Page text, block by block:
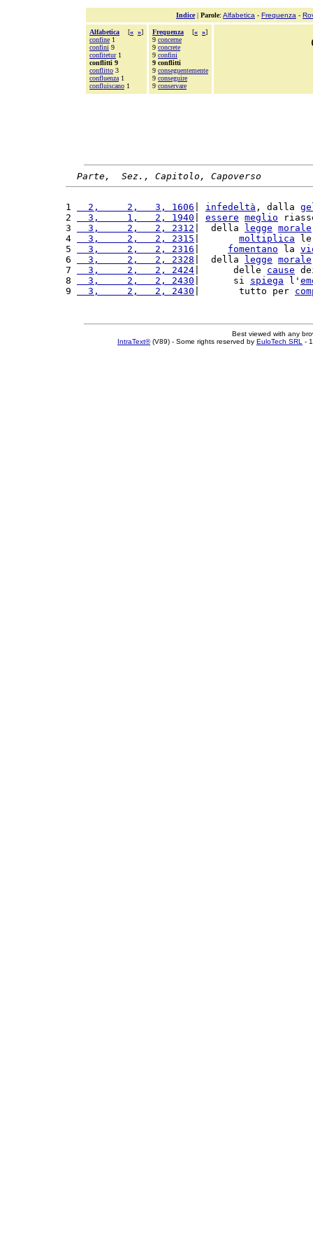
Indice| Parole: Alfabetica - Frequenza -
Alfabetica [« »]
confine 1
confini 9
confitetur1
conflitti 9
conflitto 3
confluenza 1
confluiscano 1
Frequenza [« »]
9 concerne
9 concrete
9 confini
9 conflitti
9 conseguentemente
9 conseguire
9 conservare
Parte,  Sez., Capitolo, Capoverso
1
  2,     2,   3, 1606
infedeltà , dalla
2
  3,     1,   2, 1940
essere meglio
3
  3,     2,   2, 2312
|  della legge morale
4
  3,     2,   2, 2315
moltiplica
5
  3,     2,   2, 2316
fomentano la
6
  3,     2,   2, 2328
|  della legge morale
7
  3,     2,   2, 2424
|      delle cause
8
  3,     2,   2, 2430
|      si spiega l'
9
  3,     2,   2, 2430
|       tutto per
Best viewed with any
IntraText®(V89) - Some rights reserved by EuloTech SRL -